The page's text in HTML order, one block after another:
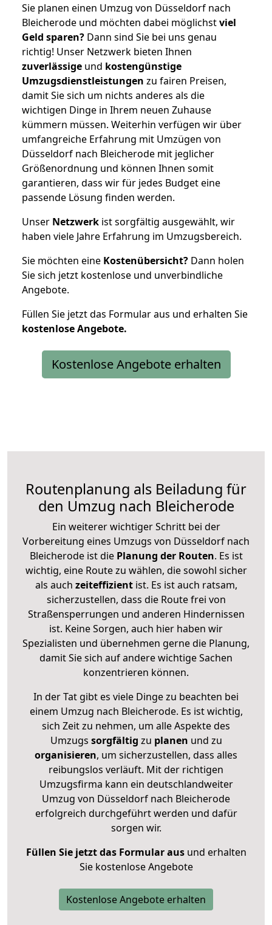
Sie planen einen Umzug von Düsseldorf nach
Bleicherode und möchten dabei möglichstviel
Geld sparen? Dann sind Sie bei uns genau
richtig! Unser Netzwerk bieten Ihnen
zuverlässige und kostengünstige
Umzugsdienstleistungen zu fairen Preisen,
damit Sie sich um nichts anderes als die
wichtigen Dinge in Ihrem neuen Zuhause
kümmern müssen. Weiterhin verfügen wir über
umfangreiche Erfahrung mit Umzügen von
Düsseldorf nach Bleicherode mit jeglicher
Größenordnung und können Ihnen somit
garantieren, dass wir für jedes Budget eine
passende Lösung finden werden.
Unser Netzwerk ist sorgfältig ausgewählt, wir
haben viele Jahre Erfahrung im Umzugsbereich.
Sie möchten eine Kostenübersicht? Dann holen
Sie sich jetzt kostenlose und unverbindliche
Angebote.
Füllen Sie jetzt das Formular aus und erhalten Sie
kostenloseAngebote.
Kostenlose Angebote erhalten
Routenplanung als Beiladung für
den Umzug nach Bleicherode
Ein weiterer wichtiger Schritt bei der
Vorbereitung eines Umzugs von Düsseldorf nach
Bleicherode ist diePlanung der Routen. Es ist
wichtig, eine Route zu wählen, die sowohl sicher
als auch zeiteffizientist. Es ist auch ratsam,
sicherzustellen, dass die Route frei von
Straßensperrungen und anderen Hindernissen
ist. Keine Sorgen, auch hier haben wir
Spezialisten und übernehmen gerne die Planung,
damit Sie sich auf andere wichtige Sachen
konzentrieren können.
In der Tat gibt es viele Dinge zu beachten bei
einem Umzug nach Bleicherode. Es ist wichtig,
sich Zeit zu nehmen, um alle Aspekte des
Umzugs sorgfältig zu planen und zu
organisieren, um sicherzustellen, dass alles
reibungslos verläuft. Mit der richtigen
Umzugsfirma kann ein deutschlandweiter
Umzug von Düsseldorf nach Bleicherode
erfolgreich durchgeführt werden und dafür
sorgen wir.
Füllen Sie jetzt das Formular ausund erhalten
Sie kostenlose Angebote
Kostenlose Angebote erhalten